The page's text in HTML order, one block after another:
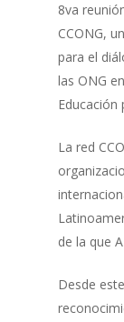
8va
CCONG,
para el
las ONG
Educación
La red
de la que
Desde